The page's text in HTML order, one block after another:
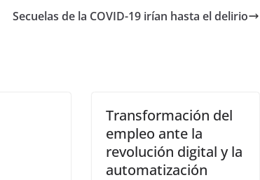
Secuelas de la COVID-19 irían hasta el delirio
Transformación del
empleo ante la
revolución digital y la
automatización